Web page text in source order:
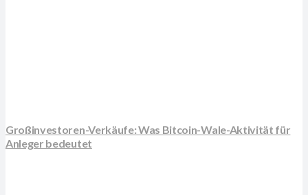
Großinvestoren-Verkäufe: Was Bitcoin-Wale-Aktivität für
Anleger bedeutet